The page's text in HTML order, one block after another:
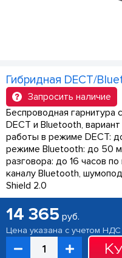
Гибридная DECT/
Запросить наличие
Беспроводная
DECT и Bluetooth,
работы в режиме DECT:
режиме Bluetooth: до 50
разговора: до 16 часов
каналу Bluetooth,
Shield 2.0
14 365 руб.
Цена указана с учетом